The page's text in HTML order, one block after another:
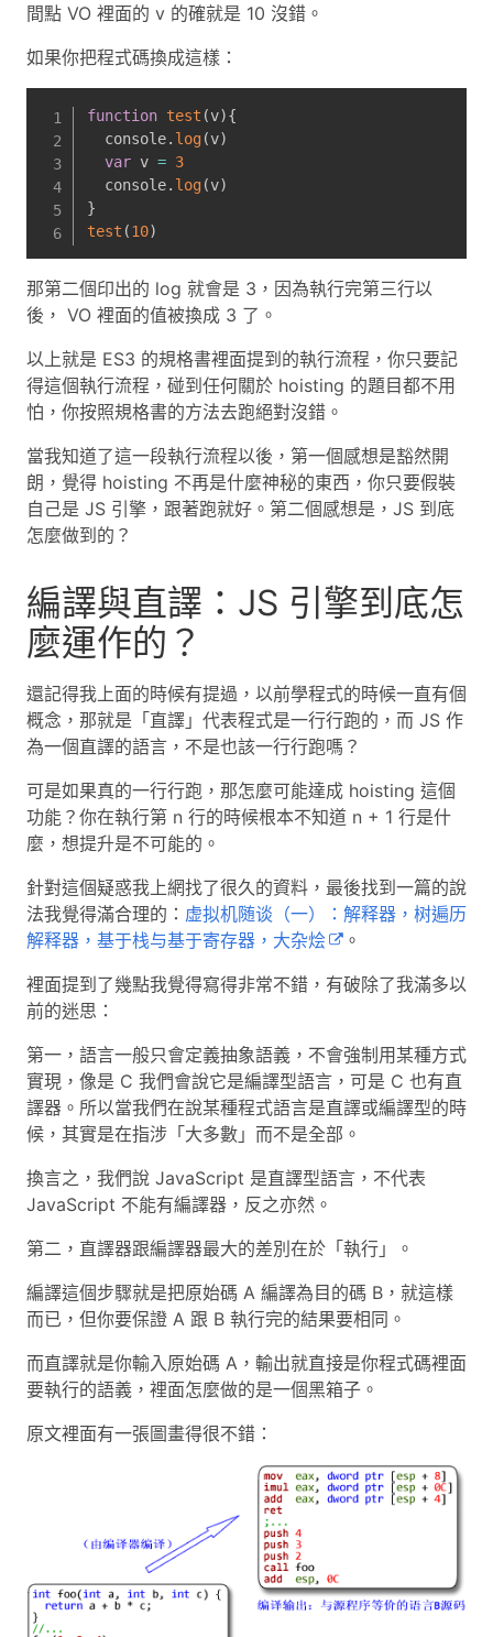
間點 VO 裡面的 v 的確就是 10 沒錯。
如果你把程式碼換成這樣：
function test (v){
  console
. log(v)
var v = 3
  console
. log(v)
}
test (10)
那第二個印出的 log 就會是 3，因為執行完第三行以
後， VO 裡面的值被換成 3 了。
以上就是 ES3 的規格書裡面提到的執行流程，你只要記
得這個執行流程，碰到任何關於 hoisting 的題目都不用
怕，你按照規格書的方法去跑絕對沒錯。
當我知道了這一段執行流程以後，第一個感想是豁然開
朗，覺得 hoisting 不再是什麼神秘的東西，你只要假裝
自己是 JS 引擎，跟著跑就好。第二個感想是，JS 到底
怎麼做到的？
編譯與直譯：JS 引擎到底怎
麼運作的？
還記得我上面的時候有提過，以前學程式的時候一直有個
概念，那就是「直譯」代表程式是一行行跑的，而 JS 作
為一個直譯的語言，不是也該一行行跑嗎？
可是如果真的一行行跑，那怎麼可能達成 hoisting 這個
功能？你在執行第 n 行的時候根本不知道 n + 1 行是什
麼，想提升是不可能的。
針對這個疑惑我上網找了很久的資料，最後找到一篇的說
法我覺得滿合理的： 虚拟机随谈（一）：解释器，树遍历
解释器，基于栈与基于寄存器，大杂烩
。
裡面提到了幾點我覺得寫得非常不錯，有破除了我滿多以
前的迷思：
第一，語言一般只會定義抽象語義，不會強制用某種方式
實現，像是 C 我們會說它是編譯型語言，可是 C 也有直
譯器。所以當我們在說某種程式語言是直譯或編譯型的時
候，其實是在指涉「大多數」而不是全部。
換言之，我們說 JavaScript 是直譯型語言，不代表
JavaScript 不能有編譯器，反之亦然。
第二，直譯器跟編譯器最大的差別在於「執行」。
編譯這個步驟就是把原始碼 A 編譯為目的碼 B，就這樣
而已，但你要保證 A 跟 B 執行完的結果要相同。
而直譯就是你輸入原始碼 A，輸出就直接是你程式碼裡面
要執行的語義，裡面怎麼做的是一個黑箱子。
原文裡面有一張圖畫得很不錯：